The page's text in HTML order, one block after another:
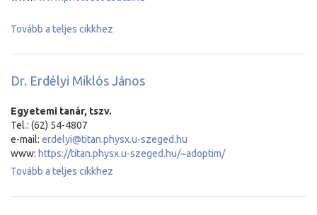
Tovább a teljes cikkhez
Dr. Erdélyi Miklós János
Egyetemi tanár, tszv.
Tel.: (62) 54-4807
e-mail: erdelyi@titan.physx.u-szeged.hu
www: https://titan.physx.u-szeged.hu/~adoptim/
Tovább a teljes cikkhez